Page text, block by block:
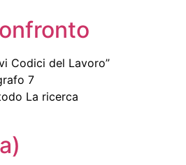
Codici del Lavoro”
7
La ricerca